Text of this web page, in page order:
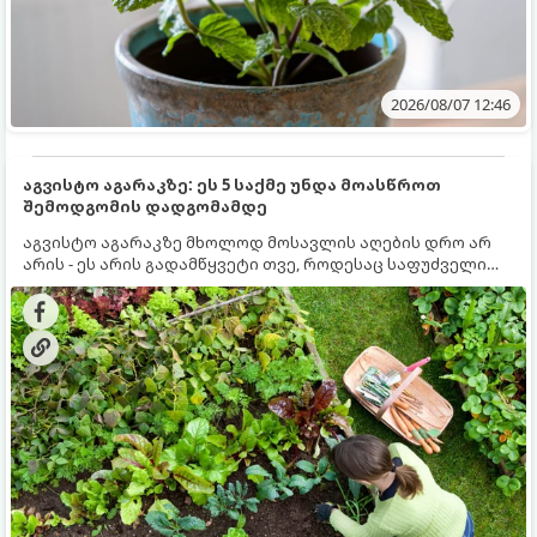
2026/08/07 12:46
აგვისტო აგარაკზე: ეს 5 საქმე უნდა მოასწროთ
შემოდგომის დადგომამდე
აგვისტო აგარაკზე მხოლოდ მოსავლის აღების დრო არ
არის - ეს არის გადამწყვეტი თვე, როდესაც საფუძველი
ეყრება მომავალი წლის მოსავალს და ბაღი მზადდება
შემოდგომა-ზამთრის სეზონისთვის. იმისათვის, რომ
ნიადაგმა ენერგია აღიდგინოს, ხოლო მცენარეებმა
ზამთარს გაუძლონ, აგვისტოს ბოლომდე 5
მნიშვნელოვანი საქმის გაკეთება უნდა მოასწროთ: